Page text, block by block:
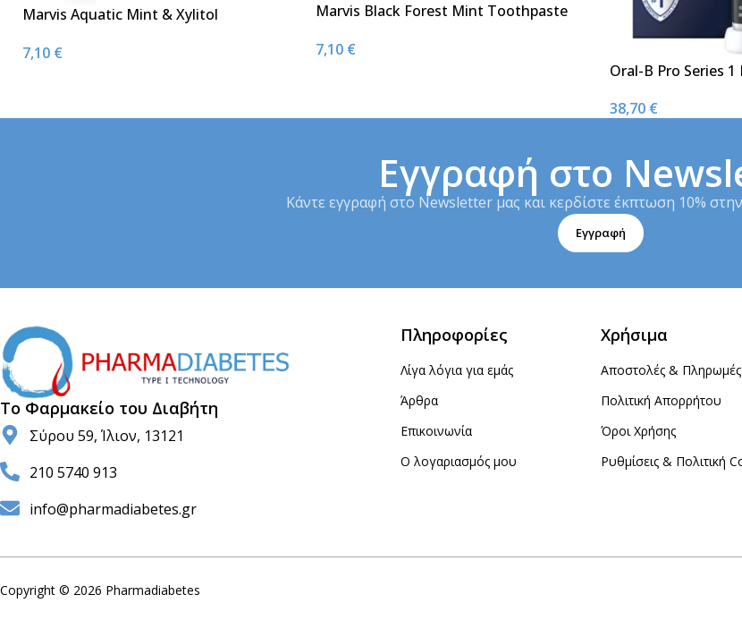
Marvis Aquatic Mint & Xylitol
7,10 €
Marvis Black Forest Mint Toothpaste
7,10 €
Oral-B Pro Series
1τμχ
38,70 €
Εγγραφή στο
Κάντε εγγραφή στο Newsletter μας και κερδίστε έκπτωση 10%
Εγγραφή
Το Φαρμακείο του Διαβήτη
Σύρου 59, Ίλιον, 13121
210 5740 913
info@pharmadiabetes.gr
Πληροφορίες
Λίγα λόγια για εμάς
Άρθρα
Επικοινωνία
Ο λογαριασμός μου
Χρήσιμα
Αποστολές & Πληρωμές
Πολιτική Απορρήτου
Όροι Χρήσης
Ρυθμίσεις & Πολιτική
Copyright © 2026 Pharmadiabetes